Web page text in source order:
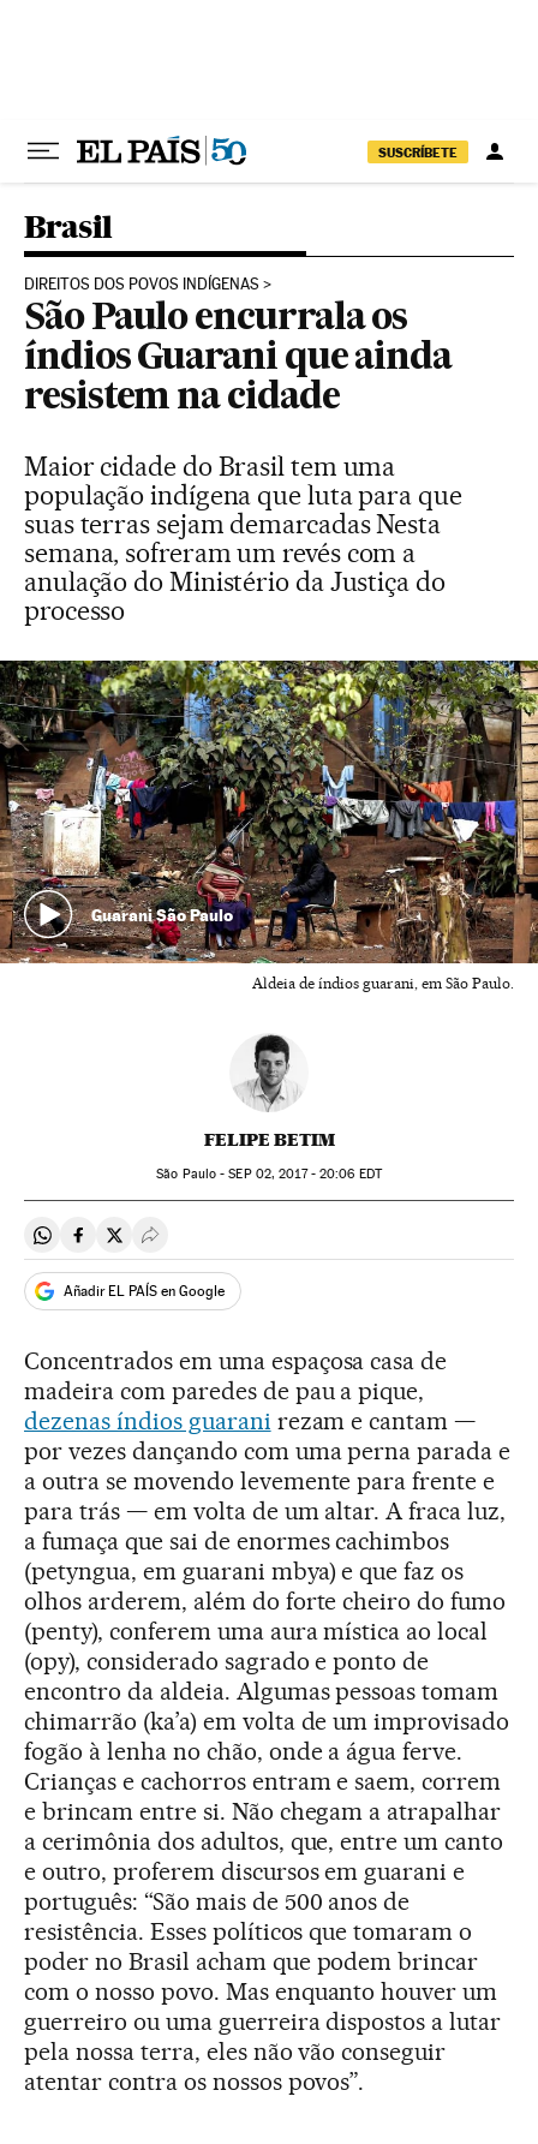
SUSCRÍBETE
Brasil
DIREITOS DOS POVOS INDÍGENAS
São Paulo encurrala os
índios Guarani que ainda
resistem na cidade
Maior cidade do Brasil tem uma
população indígena que luta para que
suas terras sejam demarcadas Nesta
semana, sofreram um revés com a
anulação do Ministério da Justiça do
processo
Guarani São Paulo
Aldeia de índios guarani, em São Paulo.
FELIPE BETIM
São Paulo -SEP02, 2017 - 20:06 EDT
Compartir en Whatsapp
Compartir en Facebook
Compartir en Twitter
Desplegar Redes Sociales
Añadir EL PAÍS en Google
Concentrados em uma espaçosa casa de
madeira com paredes de pau a pique,
dezenas índios guarani rezam e cantam —
por vezes dançando com uma perna parada e
a outra se movendo levemente para frente e
para trás — em volta de um altar. A fraca luz,
a fumaça que sai de enormes cachimbos
(petyngua, em guarani mbya) e que faz os
olhos arderem, além do forte cheiro do fumo
(penty), conferem uma aura mística ao local
(opy), considerado sagrado e ponto de
encontro da aldeia. Algumas pessoas tomam
chimarrão (ka’a) em volta de um improvisado
fogão à lenha no chão, onde a água ferve.
Crianças e cachorros entram e saem, correm
e brincam entre si. Não chegam a atrapalhar
a cerimônia dos adultos, que, entre um canto
e outro, proferem discursos em guarani e
português: “São mais de 500 anos de
resistência. Esses políticos que tomaram o
poder no Brasil acham que podem brincar
com o nosso povo. Mas enquanto houver um
guerreiro ou uma guerreira dispostos a lutar
pela nossa terra, eles não vão conseguir
atentar contra os nossos povos”.